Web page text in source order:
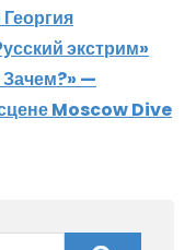
экстрим»
—
Moscow Dive